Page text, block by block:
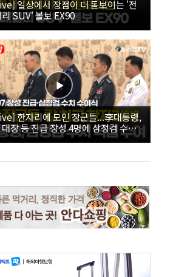
일상에서 장점이 더 돋보이는 '전
리 SUV' 볼보 EX90
한자리에 모인 장군들...李대통령,
장 등 진급 장성 4명에 삼정검 수치
｜26.08.07 장성 진급·삼정검 수치